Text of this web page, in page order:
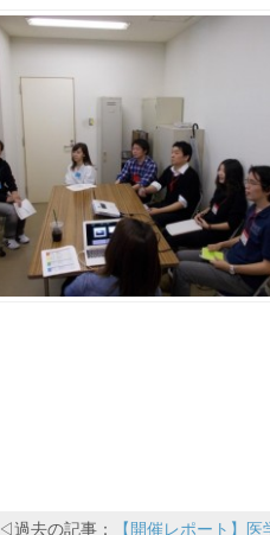
◁過去の記事： 【開催レポート】